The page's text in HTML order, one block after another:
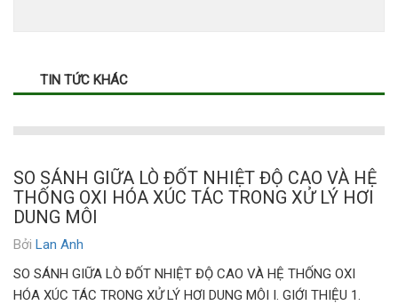
TIN TỨC KHÁC
SO SÁNH GIỮA LÒ ĐỐT NHIỆT ĐỘ CAO VÀ HỆ
THỐNG OXI HÓA XÚC TÁC TRONG XỬ LÝ HƠI
DUNG MÔI
Bởi Lan Anh
SO SÁNH GIỮA LÒ ĐỐT NHIỆT ĐỘ CAO VÀ HỆ THỐNG OXI
HÓA XÚC TÁC TRONG XỬ LÝ HƠI DUNG MÔI I. GIỚI THIỆU 1.